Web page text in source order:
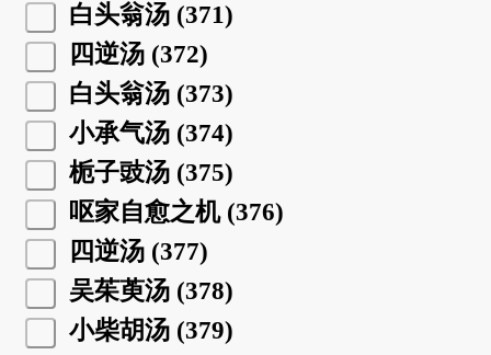
白头翁汤 (371)
四逆汤 (372)
白头翁汤 (373)
小承气汤 (374)
栀子豉汤 (375)
呕家自愈之机 (376)
四逆汤 (377)
吴茱萸汤 (378)
小柴胡汤 (379)